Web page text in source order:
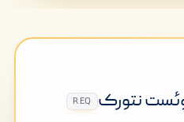
نتورک REQ